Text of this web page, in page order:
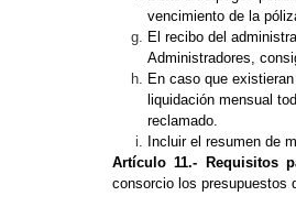
vencimiento de la
El recibo del
Administradores,
En caso que
liquidación mensual
reclamado.
Incluir el resumen de
Artículo 11.- Requisitos
consorcio los presupuestos